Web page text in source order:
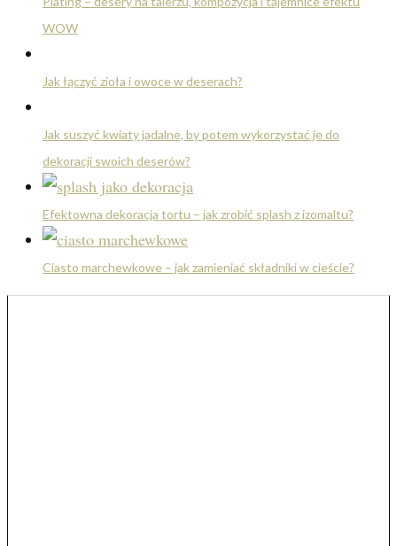
WOW
Jak łączyć zioła i owoce w deserach?
Jak suszyć kwiaty jadalne, by potem wykorzystać je do
dekoracji swoich deserów?
Efektowna dekoracja tortu – jak zrobić splash z izomaltu?
Ciasto marchewkowe – jak zamieniać składniki w cieście?